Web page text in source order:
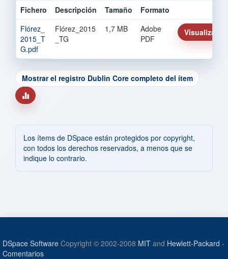
Fichero Descripción Tamaño
Formato
Flórez_
2015_T
G.pdf
Flórez_2015
_TG
1,7 MB
Adobe
PDF
Visualizar/
Mostrar el registro Dublin Core completo del ítem
Los ítems de DSpace están protegidos por copyright,
con todos los derechos reservados, a menos que se
indique lo contrario.
DSpace Software Copyright © 2002-2008 MIT and Hewlett-Packard -
Comentarios